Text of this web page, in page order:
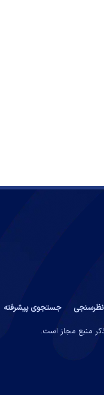
نظرسنجی
جستجوی پیشرفته
ذکر منبع مجاز است.